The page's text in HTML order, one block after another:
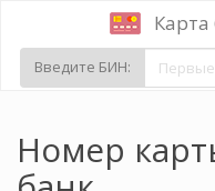
Введите БИН:
Номер